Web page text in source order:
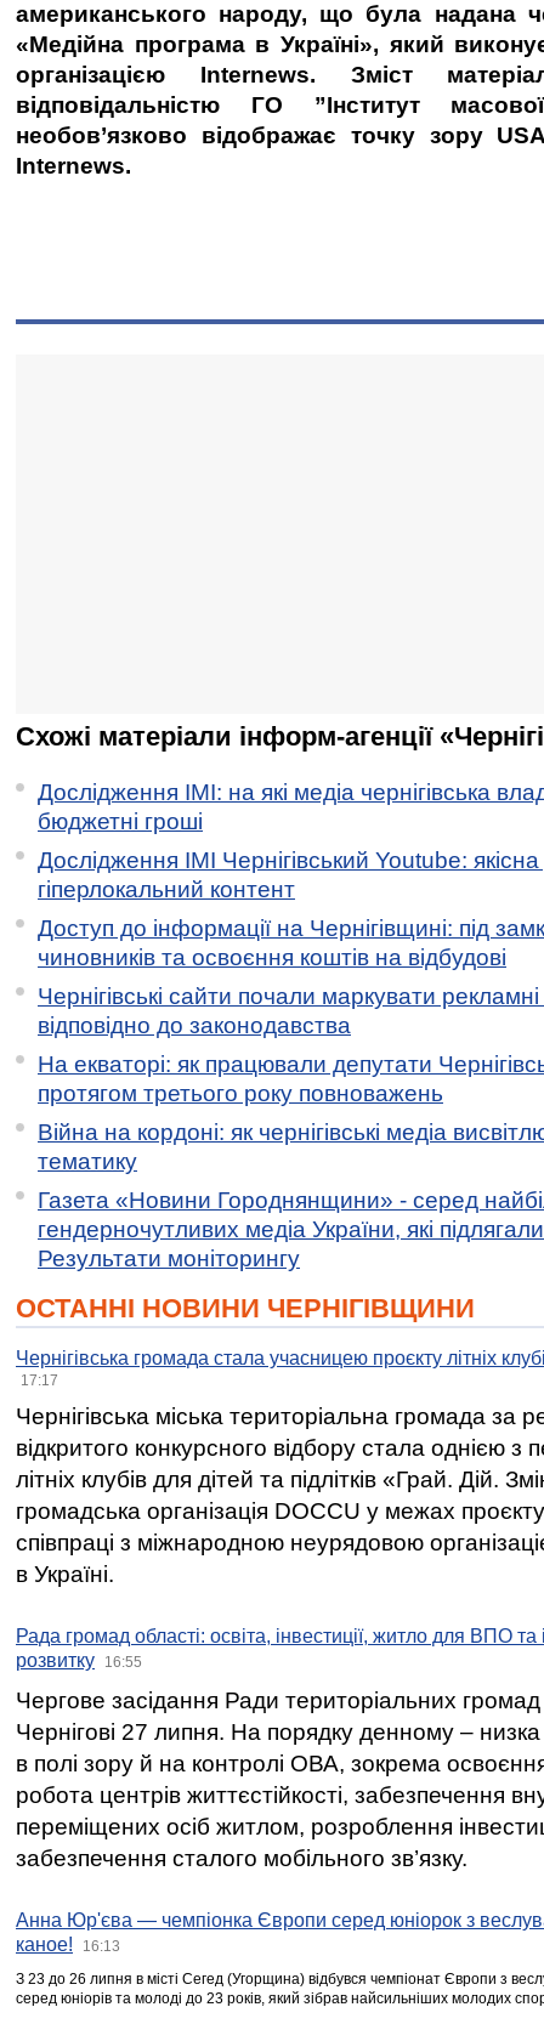
американського народу, що була надана
«Медійна програма в Україні», який
організацією Internews. Зміст
відповідальністю ГО ”Інститут
необов’язково відображає точку зору
Internews.
Схожі матеріали інформ-агенції
Дослідження ІМІ: на які медіа чернігівська
бюджетні гроші
Дослідження ІМІ Чернігівський Youtube:
гіперлокальний контент
Доступ до інформації на Чернігівщині: під
чиновників та освоєння коштів на відбудові
Чернігівські сайти почали маркувати
відповідно до законодавства
На екваторі: як працювали депутати
протягом третього року повноважень
Війна на кордоні: як чернігівські медіа
тематику
Газета «Новини Городнянщини» - серед
гендерночутливих медіа України, які
Результати моніторингу
ОСТАННІ НОВИНИ ЧЕРНІГІВЩИНИ
Чернігівська громада стала учасницею проєкту літніх
17:17
Чернігівська міська територіальна громада за
відкритого конкурсного відбору стала однією
літніх клубів для дітей та підлітків «Грай. Дій.
громадська організація DOCCU у межах
співпраці з міжнародною неурядовою
в Україні.
Рада громад області: освіта, інвестиції, житло для ВПО
розвитку
16:55
Чергове засідання Ради територіальних громад
Чернігові 27 липня. На порядку денному –
в полі зору й на контролі ОВА, зокрема освоєння
робота центрів життєстійкості, забезпечення
переміщених осіб житлом, розроблення
забезпечення сталого мобільного зв’язку.
Анна Юр'єва — чемпіонка Європи серед юніорок з
каное!
16:13
З 23 до 26 липня в місті Сегед (Угорщина) відбувся чемпіонат Європи з
серед юніорів та молоді до 23 років, який зібрав найсильніших молодих